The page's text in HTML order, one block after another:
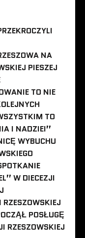
NA
PIESZEJ
TO NIE
TO
I NADZIEI”
WYBUCHU
W DIECEZJI
POSŁUGĘ
RZESZOWSKIEJ